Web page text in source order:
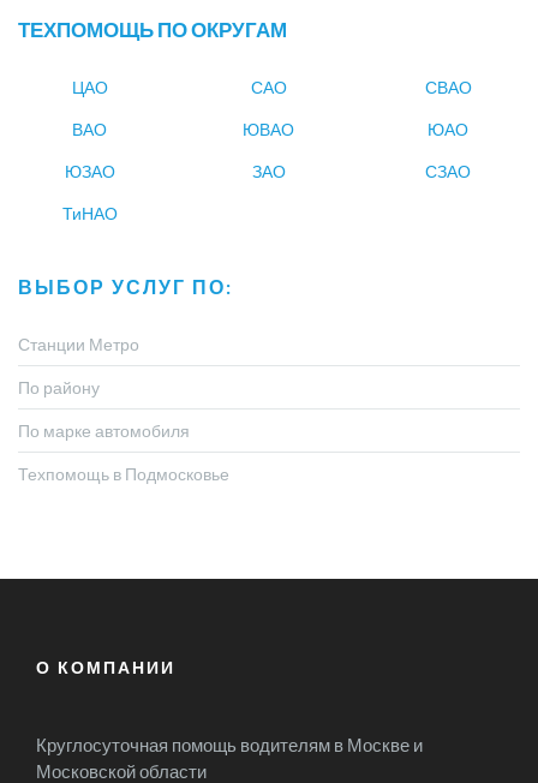
ТЕХПОМОЩЬ ПО ОКРУГАМ
ЦАО САО СВАО
ВАО ЮВАО ЮАО
ЮЗАО ЗАО СЗАО
ТиНАО
ВЫБОР УСЛУГ ПО:
Станции Метро
По району
По марке автомобиля
Техпомощь в Подмосковье
О КОМПАНИИ
Круглосуточная помощь водителям в Москве и
Московской области